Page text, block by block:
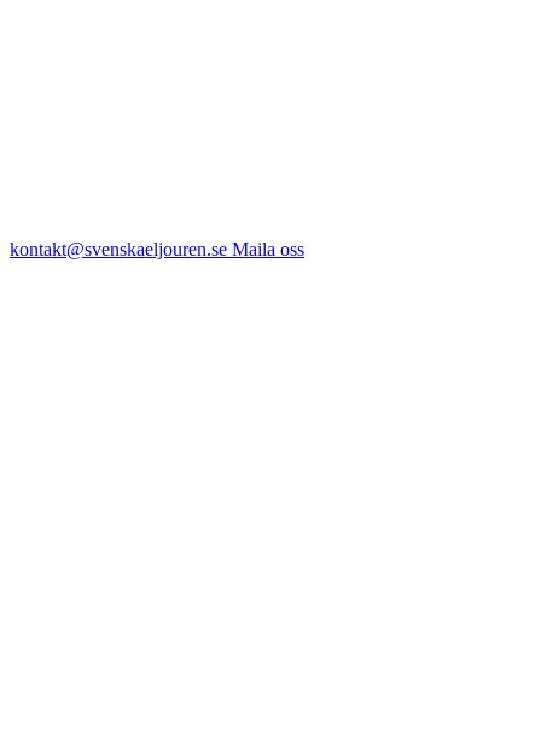
kontakt@svenskaeljouren.se Maila oss